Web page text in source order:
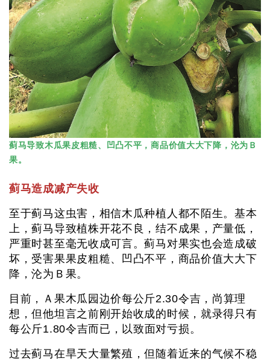
蓟马导致木瓜果皮粗糙、凹凸不平，商品价值大大下降，沦为Ｂ
果。
蓟马造成减产失收
至于蓟马这虫害，相信木瓜种植人都不陌生。基本
上，蓟马导致植株开花不良，结不成果，产量低，
严重时甚至毫无收成可言。蓟马对果实也会造成破
坏，受害果果皮粗糙、凹凸不平，商品价值大大下
降，沦为Ｂ果。
目前，Ａ果木瓜园边价每公斤2.30令吉，尚算理
想，但他坦言之前刚开始收成的时候，就录得只有
每公斤1.80令吉而已，以致面对亏损。
过去蓟马在旱天大量繁殖，但随着近来的气候不稳